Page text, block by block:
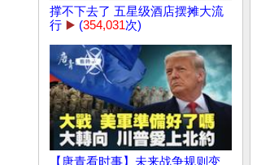
撑不下去了 五星级酒店摆摊大流
行 ▶️ (354,031次)
【唐青看时事】未来战争规则变